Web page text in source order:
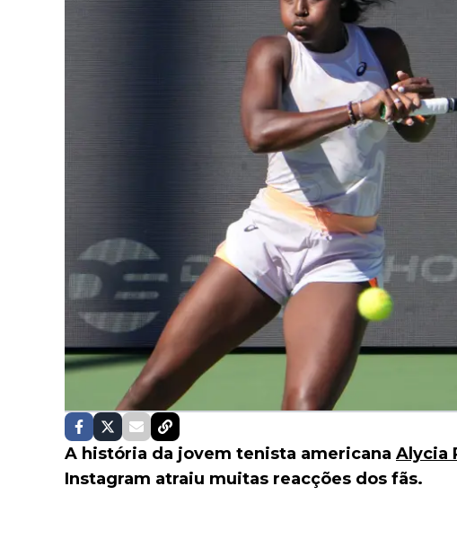
A história da jovem tenista americana Alycia
Instagram atraiu muitas reacções dos fãs.